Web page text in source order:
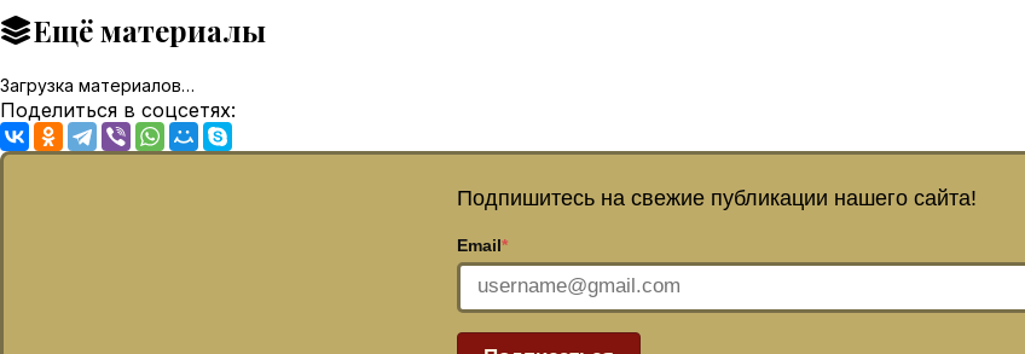
Ещё материалы
Загрузка материалов…
Поделиться в соцсетях:
Подпишитесь на свежие публикации нашего сайта!
Email*